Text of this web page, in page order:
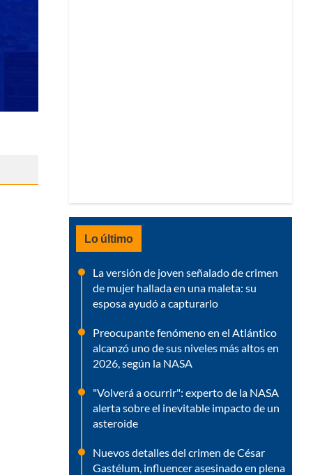
Lo último
La versión de joven señalado de crimen
de mujer hallada en una maleta: su
esposa ayudó a capturarlo
Preocupante fenómeno en el Atlántico
alcanzó uno de sus niveles más altos en
2026, según la NASA
"Volverá a ocurrir": experto de la NASA
alerta sobre el inevitable impacto de un
asteroide
Nuevos detalles del crimen de César
Gastélum, influencer asesinado en plena